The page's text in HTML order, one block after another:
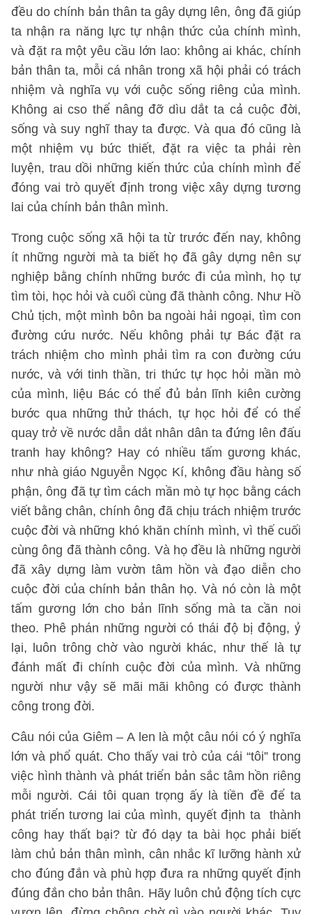
đều do chính bản thân ta gây dựng lên, ông đã giúp
ta nhận ra năng lực tự nhận thức của chính mình,
và đặt ra một yêu cầu lớn lao: không ai khác, chính
bản thân ta, mỗi cá nhân trong xã hội phải có trách
nhiệm và nghĩa vụ với cuộc sống riêng của mình.
Không ai cso thể nâng đỡ dìu dắt ta cả cuộc đời,
sống và suy nghĩ thay ta được. Và qua đó cũng là
một nhiệm vụ bức thiết, đặt ra việc ta phải rèn
luyện, trau dồi những kiến thức của chính mình để
đóng vai trò quyết định trong việc xây dựng tương
lai của chính bản thân mình.
Trong cuộc sống xã hội ta từ trước đến nay, không
ít những người mà ta biết họ đã gây dựng nên sự
nghiệp bằng chính những bước đi của mình, họ tự
tìm tòi, học hỏi và cuối cùng đã thành công. Như Hồ
Chủ tịch, một mình bôn ba ngoài hải ngoại, tìm con
đường cứu nước. Nếu không phải tự Bác đặt ra
trách nhiệm cho mình phải tìm ra con đường cứu
nước, và với tinh thần, tri thức tự học hỏi mần mò
của mình, liệu Bác có thể đủ bản lĩnh kiên cường
bước qua những thử thách, tự học hỏi để có thể
quay trở về nước dẫn dắt nhân dân ta đứng lên đấu
tranh hay không? Hay có nhiều tấm gương khác,
như nhà giáo Nguyễn Ngọc Kí, không đầu hàng số
phận, ông đã tự tìm cách mần mò tự học bằng cách
viết bằng chân, chính ông đã chịu trách nhiệm trước
cuộc đời và những khó khăn chính mình, vì thế cuối
cùng ông đã thành công. Và họ đều là những người
đã xây dựng làm vườn tâm hồn và đạo diễn cho
cuộc đời của chính bản thân họ. Và nó còn là một
tấm gương lớn cho bản lĩnh sống mà ta cần noi
theo. Phê phán những người có thái độ bị động, ỷ
lại, luôn trông chờ vào người khác, như thế là tự
đánh mất đi chính cuộc đời của mình. Và những
người như vậy sẽ mãi mãi không có được thành
công trong đời.
Câu nói của Giêm – A len là một câu nói có ý nghĩa
lớn và phổ quát. Cho thấy vai trò của cái “tôi” trong
việc hình thành và phát triển bản sắc tâm hồn riêng
mỗi người. Cái tôi quan trọng ấy là tiền đề để ta
phát triển tương lai của mình, quyết định ta thành
công hay thất bại? từ đó dạy ta bài học phải biết
làm chủ bản thân mình, cân nhắc kĩ lưỡng hành xử
cho đúng đắn và phù hợp đưa ra những quyết định
đúng đắn cho bản thân. Hãy luôn chủ động tích cực